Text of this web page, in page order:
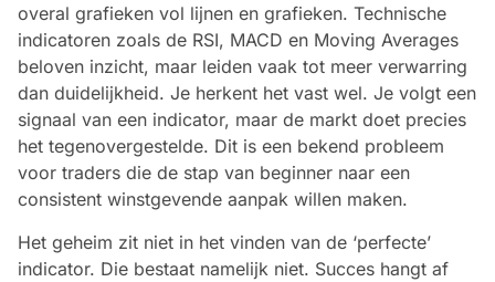
overal grafieken vol lijnen en grafieken. Technische
indicatoren zoals de RSI, MACD en Moving Averages
beloven inzicht, maar leiden vaak tot meer verwarring
dan duidelijkheid. Je herkent het vast wel. Je volgt een
signaal van een indicator, maar de markt doet precies
het tegenovergestelde. Dit is een bekend probleem
voor traders die de stap van beginner naar een
consistent winstgevende aanpak willen maken.
Het geheim zit niet in het vinden van de ‘perfecte’
indicator. Die bestaat namelijk niet. Succes hangt af